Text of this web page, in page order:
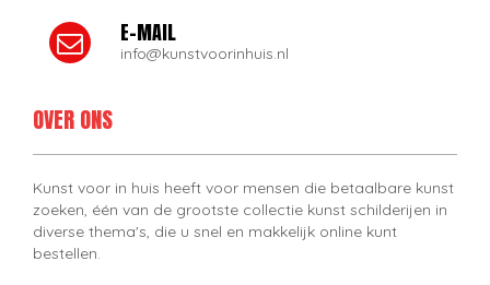
E-MAIL
info@kunstvoorinhuis.nl
OVER ONS
Kunst voor in huis heeft voor mensen die betaalbare kunst
zoeken, één van de grootste collectie kunst schilderijen in
diverse thema's, die u snel en makkelijk online kunt
bestellen.